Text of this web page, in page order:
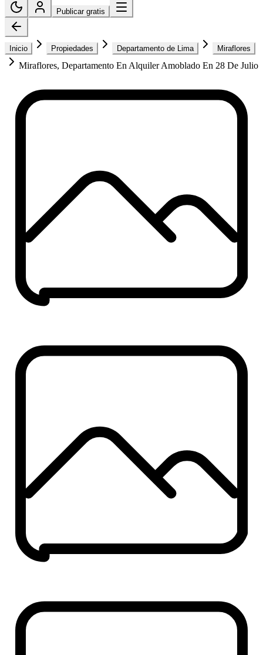
Publicar gratis
Inicio Propiedades Departamento de Lima Miraflores
Miraflores, Departamento En Alquiler Amoblado En 28 De Julio